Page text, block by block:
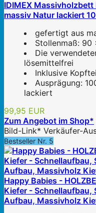
IDIMEX
massiv Natur lackiert
gefertigt aus
Stollenmaß: 90
Die
lösemittelfrei
Inklusive
Ausprägung:
lackiert
99,95 EUR
Zum Angebot im Shop*
Bild-Link* Verkäufer-
Bestseller Nr. 5
Happy Babies -
Kiefer - Schnellaufbau,
Aufbau, Massivholz